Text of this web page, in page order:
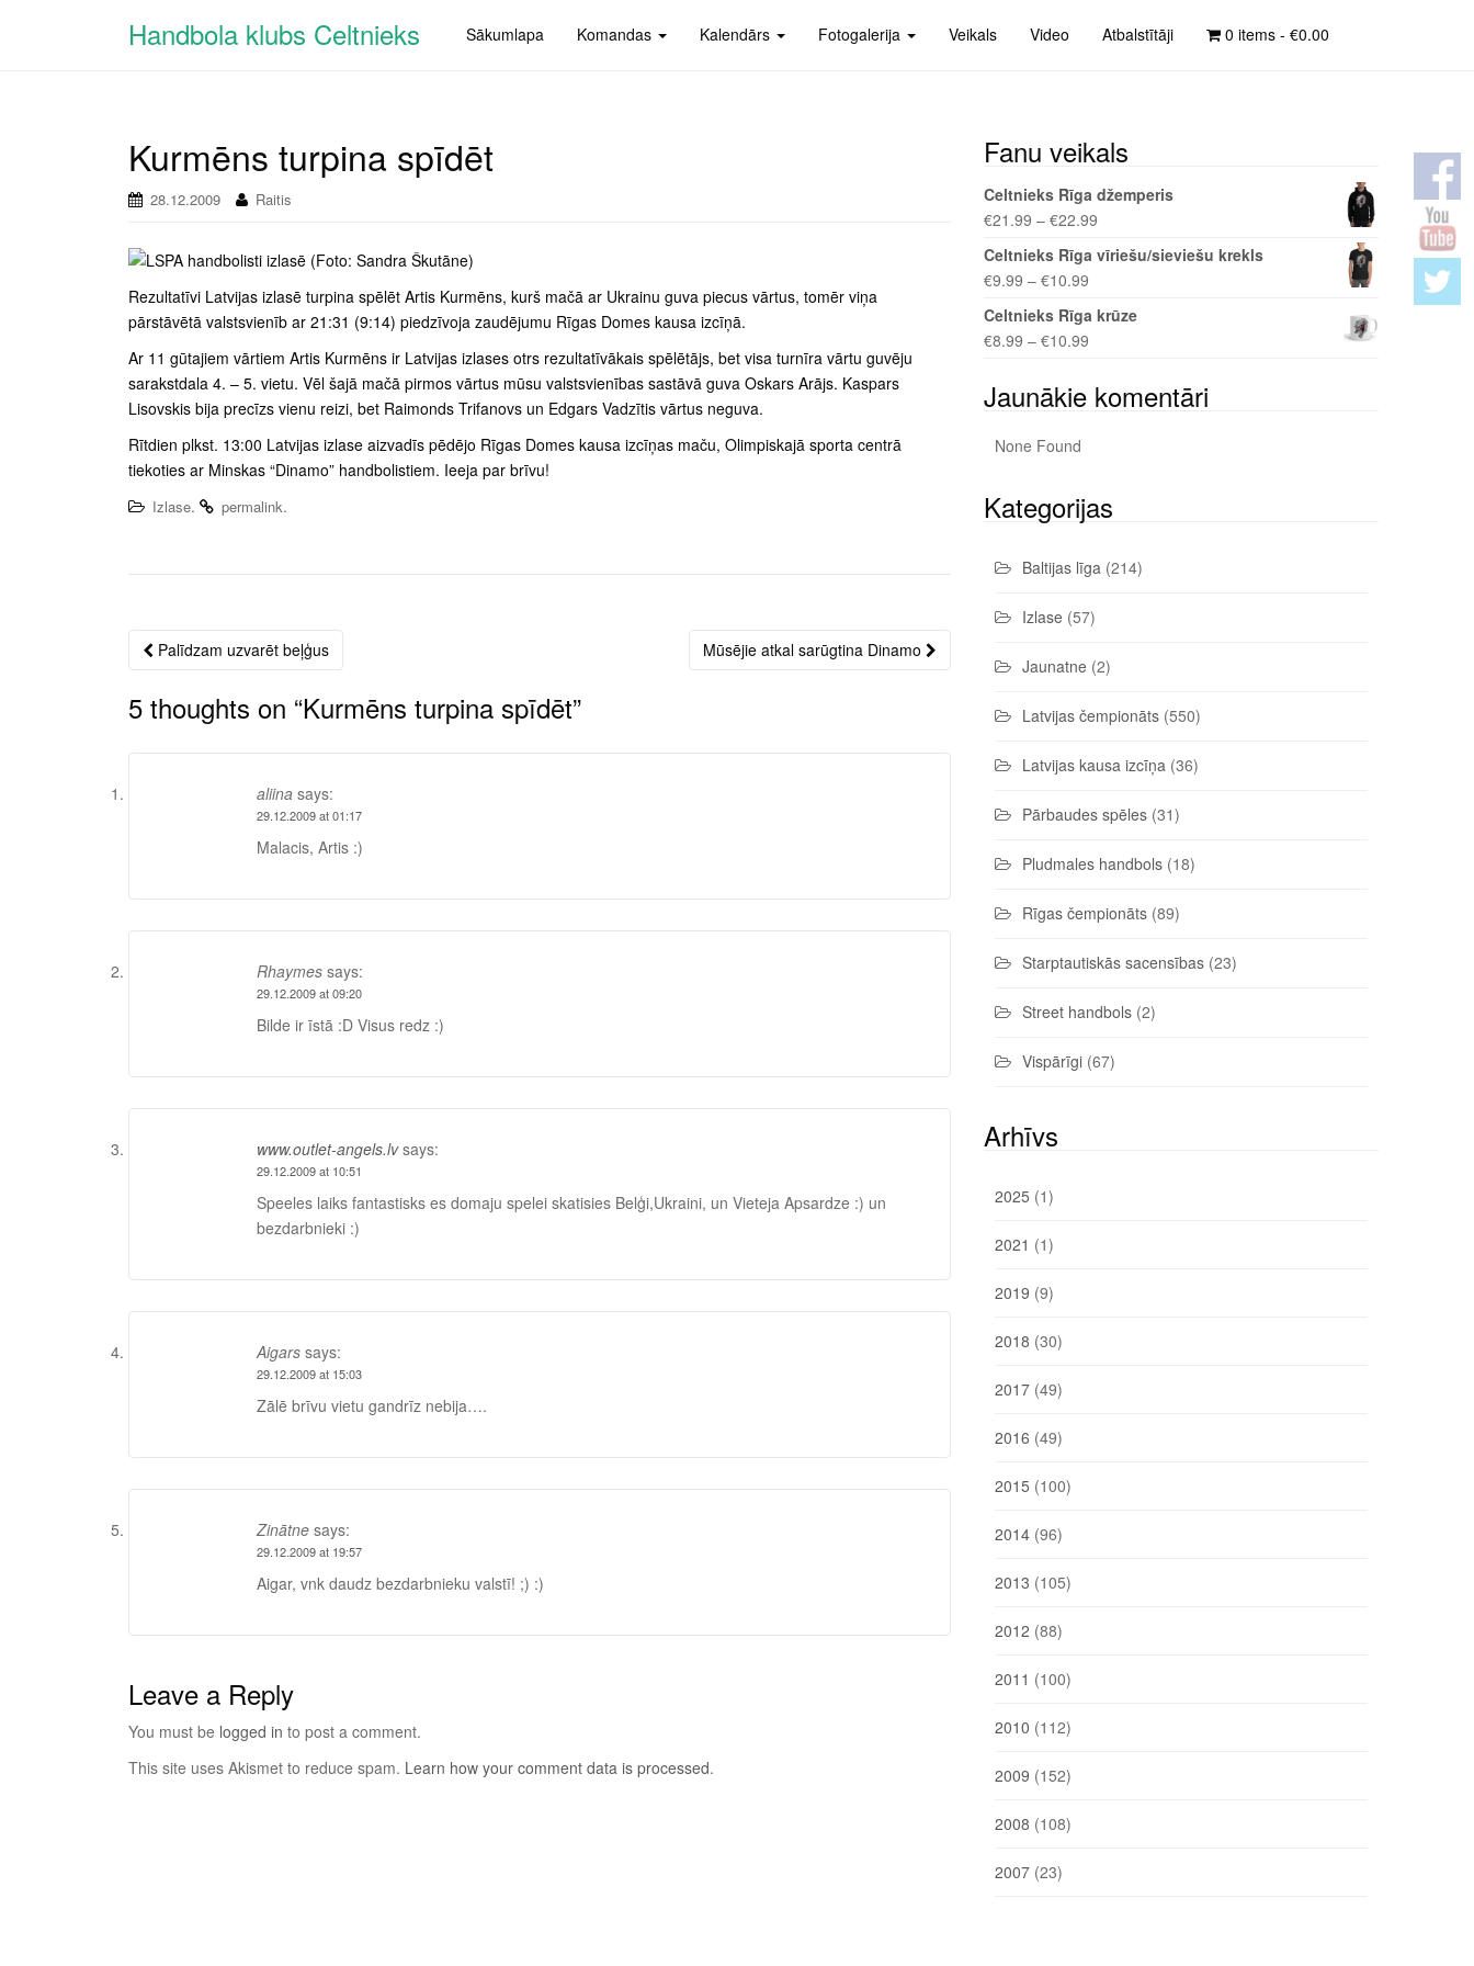
Handbola klubs Celtnieks Sākumlapa Komandas Kalendārs Fotogalerija Veikals Video Atbalstītāji 0 items - €0.00
Kurmēns turpina spīdēt
28.12.2009 Raitis
Rezultatīvi Latvijas izlasē turpina spēlēt Artis Kurmēns, kurš mačā ar Ukrainu guva piecus vārtus, tomēr viņa
pārstāvētā valstsvienīb ar 21:31 (9:14) piedzīvoja zaudējumu Rīgas Domes kausa izcīņā.
Ar 11 gūtajiem vārtiem Artis Kurmēns ir Latvijas izlases otrs rezultatīvākais spēlētājs, bet visa turnīra vārtu guvēju
sarakstdala 4. – 5. vietu. Vēl šajā mačā pirmos vārtus mūsu valstsvienības sastāvā guva Oskars Arājs. Kaspars
Lisovskis bija precīzs vienu reizi, bet Raimonds Trifanovs un Edgars Vadzītis vārtus neguva.
Rītdien plkst. 13:00 Latvijas izlase aizvadīs pēdējo Rīgas Domes kausa izcīņas maču, Olimpiskajā sporta centrā
tiekoties ar Minskas “Dinamo” handbolistiem. Ieeja par brīvu!
Izlase. permalink.
Post
navigation
Palīdzam uzvarēt beļģus Mūsējie atkal sarūgtina Dinamo
5 thoughts on “Kurmēns turpina spīdēt”
aliina says:
29.12.2009 at 01:17
Malacis, Artis :)
Rhaymes says:
29.12.2009 at 09:20
Bilde ir īstā :D Visus redz :)
www.outlet-angels.lv says:
29.12.2009 at 10:51
Speeles laiks fantastisks es domaju spelei skatisies Belģi,Ukraini, un Vieteja Apsardze :) un
bezdarbnieki :)
Aigars says:
29.12.2009 at 15:03
Zālē brīvu vietu gandrīz nebija….
Zinātne says:
29.12.2009 at 19:57
Aigar, vnk daudz bezdarbnieku valstī! ;) :)
Leave a Reply
You must be logged in to post a comment.
This site uses Akismet to reduce spam. Learn how your comment data is processed.
Fanu veikals
Celtnieks Rīga džemperis
€21.99 – €22.99
Celtnieks Rīga vīriešu/sieviešu krekls
€9.99 – €10.99
Celtnieks Rīga krūze
€8.99 – €10.99
Jaunākie komentāri
None Found
Kategorijas
Baltijas līga (214)
Izlase (57)
Jaunatne (2)
Latvijas čempionāts (550)
Latvijas kausa izcīņa (36)
Pārbaudes spēles (31)
Pludmales handbols (18)
Rīgas čempionāts (89)
Starptautiskās sacensības (23)
Street handbols (2)
Vispārīgi (67)
Arhīvs
2025 (1)
2021 (1)
2019 (9)
2018 (30)
2017 (49)
2016 (49)
2015 (100)
2014 (96)
2013 (105)
2012 (88)
2011 (100)
2010 (112)
2009 (152)
2008 (108)
2007 (23)